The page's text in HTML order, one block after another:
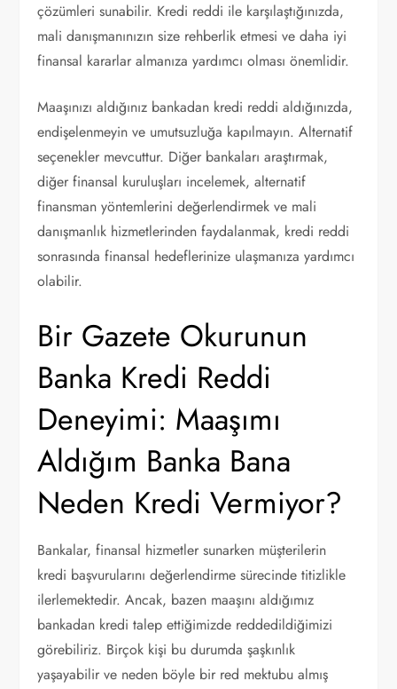
çözümleri sunabilir. Kredi reddi ile karşılaştığınızda,
mali danışmanınızın size rehberlik etmesi ve daha iyi
finansal kararlar almanıza yardımcı olması önemlidir.
Maaşınızı aldığınız bankadan kredi reddi aldığınızda,
endişelenmeyin ve umutsuzluğa kapılmayın. Alternatif
seçenekler mevcuttur. Diğer bankaları araştırmak,
diğer finansal kuruluşları incelemek, alternatif
finansman yöntemlerini değerlendirmek ve mali
danışmanlık hizmetlerinden faydalanmak, kredi reddi
sonrasında finansal hedeflerinize ulaşmanıza yardımcı
olabilir.
Bir Gazete Okurunun
Banka Kredi Reddi
Deneyimi: Maaşımı
Aldığım Banka Bana
Neden Kredi Vermiyor?
Bankalar, finansal hizmetler sunarken müşterilerin
kredi başvurularını değerlendirme sürecinde titizlikle
ilerlemektedir. Ancak, bazen maaşını aldığımız
bankadan kredi talep ettiğimizde reddedildiğimizi
görebiliriz. Birçok kişi bu durumda şaşkınlık
yaşayabilir ve neden böyle bir red mektubu almış